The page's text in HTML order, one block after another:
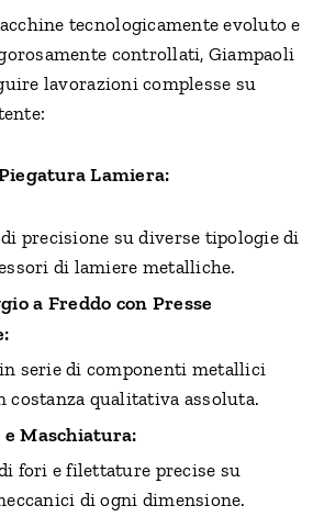
tecnologicamente evoluto e
controllati, Giampaoli
lavorazioni complesse su
Lamiera:
precisione su diverse tipologie di
di lamiere metalliche.
a Freddo con Presse
serie di componenti metallici
costanza qualitativa assoluta.
Maschiatura:
fori e filettature precise su
di ogni dimensione.